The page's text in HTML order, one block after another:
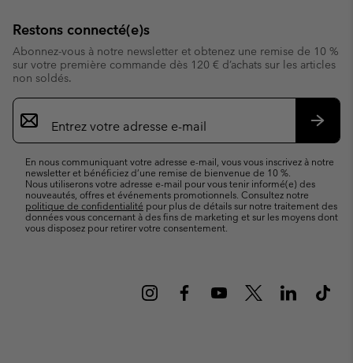
Restons connecté(e)s
Abonnez-vous à notre newsletter et obtenez une remise de 10 %
sur votre première commande dès 120 € d’achats sur les articles
non soldés.
Inscription
par
e-
En nous communiquant votre adresse e-mail, vous vous inscrivez à notre
newsletter et bénéficiez d’une remise de bienvenue de 10 %.
Nous utiliserons votre adresse e-mail pour vous tenir informé(e) des
nouveautés, offres et événements promotionnels. Consultez notre
politique de confidentialité pour plus de détails sur notre traitement des
données vous concernant à des fins de marketing et sur les moyens dont
vous disposez pour retirer votre consentement.